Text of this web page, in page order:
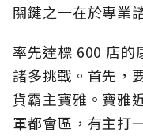
關鍵之一在於專業
率先達標 600 店的
諸多挑戰。首先，
貨霸主寶雅。寶雅
軍都會區，有主打